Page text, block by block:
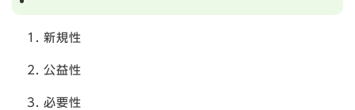
新規性
公益性
必要性